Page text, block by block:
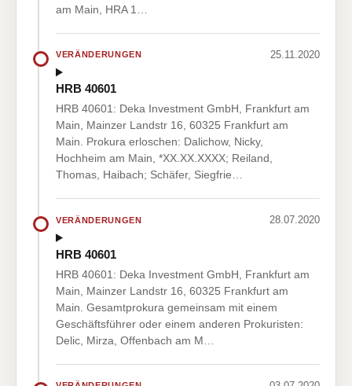
am Main, HRA 1…
VERÄNDERUNGEN 25.11.2020
HRB 40601
HRB 40601: Deka Investment GmbH, Frankfurt am
Main, Mainzer Landstr 16, 60325 Frankfurt am
Main. Prokura erloschen: Dalichow, Nicky,
Hochheim am Main, *XX.XX.XXXX; Reiland,
Thomas, Haibach; Schäfer, Siegfrie…
VERÄNDERUNGEN 28.07.2020
HRB 40601
HRB 40601: Deka Investment GmbH, Frankfurt am
Main, Mainzer Landstr 16, 60325 Frankfurt am
Main. Gesamtprokura gemeinsam mit einem
Geschäftsführer oder einem anderen Prokuristen:
Delic, Mirza, Offenbach am M…